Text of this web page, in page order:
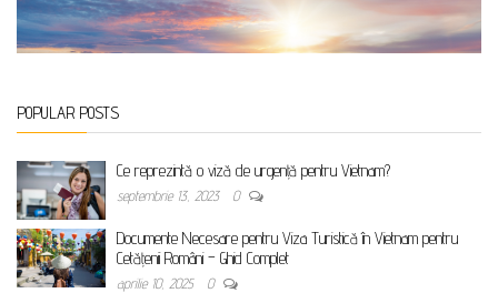
POPULAR POSTS
Ce reprezintă o viză de urgență pentru Vietnam?
septembrie 13, 2023 0
Documente Necesare pentru Viza Turistică în Vietnam pentru
Cetățenii Români – Ghid Complet
aprilie 10, 2025 0